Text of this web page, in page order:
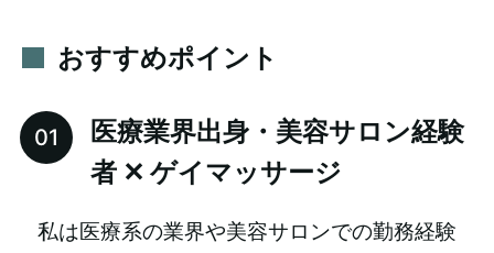
おすすめポイント
医療業界出身・美容サロン経験
者 ✕ ゲイマッサージ
私は医療系の業界や美容サロンでの勤務経験